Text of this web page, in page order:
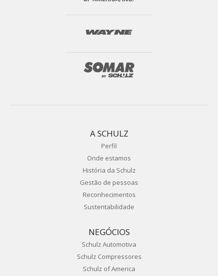
A SCHULZ
Perfil
Onde estamos
História da Schulz
Gestão de pessoas
Reconhecimentos
Sustentabilidade
NEGÓCIOS
Schulz Automotiva
Schulz Compressores
Schulz of America